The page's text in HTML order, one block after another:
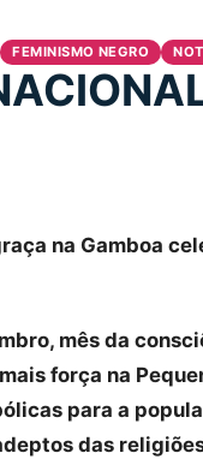
FEMINISMO NEGRO
na Gamboa
mês da
força na
para a
das